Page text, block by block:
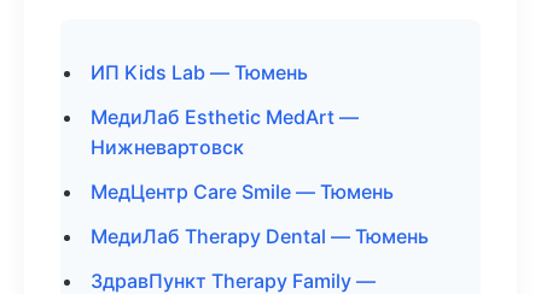
ИП Kids Lab — Тюмень
МедиЛаб Esthetic MedArt —
Нижневартовск
МедЦентр Care Smile — Тюмень
МедиЛаб Therapy Dental — Тюмень
ЗдравПункт Therapy Family —